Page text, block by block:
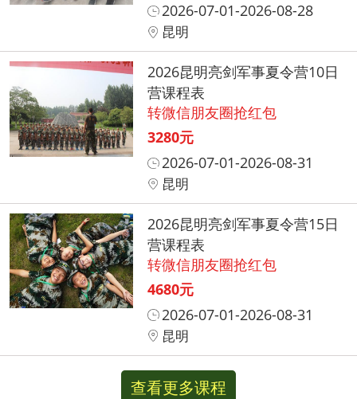
2026-07-01-2026-08-28
昆明
2026昆明亮剑军事夏令营10日
营课程表
转微信朋友圈抢红包
3280元
2026-07-01-2026-08-31
昆明
2026昆明亮剑军事夏令营15日
营课程表
转微信朋友圈抢红包
4680元
2026-07-01-2026-08-31
昆明
查看更多课程